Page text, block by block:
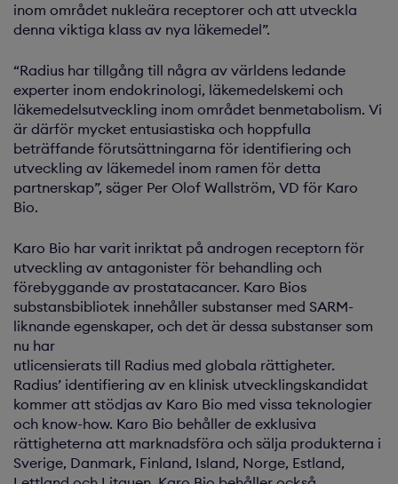
inom området nukleära receptorer och att utveckla
denna viktiga klass av nya läkemedel”.
“Radius har tillgång till några av världens ledande
experter inom endokrinologi, läkemedelskemi och
läkemedelsutveckling inom området benmetabolism. Vi
är därför mycket entusiastiska och hoppfulla
beträffande förutsättningarna för identifiering och
utveckling av läkemedel inom ramen för detta
partnerskap”, säger Per Olof Wallström, VD för Karo
Bio.
Karo Bio har varit inriktat på androgen receptorn för
utveckling av antagonister för behandling och
förebyggande av prostatacancer. Karo Bios
substansbibliotek innehåller substanser med SARM-
liknande egenskaper, och det är dessa substanser som
nu har
utlicensierats till Radius med globala rättigheter.
Radius’ identifiering av en klinisk utvecklingskandidat
kommer att stödjas av Karo Bio med vissa teknologier
och know-how. Karo Bio behåller de exklusiva
rättigheterna att marknadsföra och sälja produkterna i
Sverige, Danmark, Finland, Island, Norge, Estland,